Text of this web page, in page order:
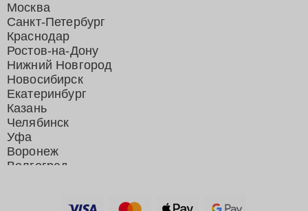
Москва
Санкт-Петербург
Краснодар
Ростов-на-Дону
Нижний Новгород
Новосибирск
Екатеринбург
Казань
Челябинск
Уфа
Воронеж
Волгоград